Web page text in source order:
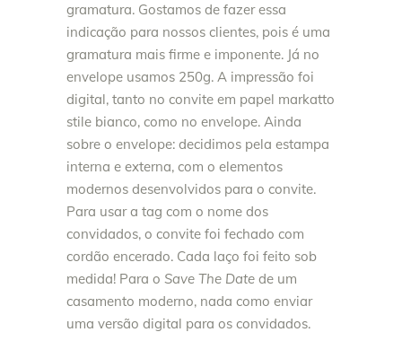
gramatura. Gostamos de fazer essa
indicação para nossos clientes, pois é uma
gramatura mais firme e imponente. Já no
envelope usamos 250g. A impressão foi
digital, tanto no convite em papel markatto
stile bianco, como no envelope. Ainda
sobre o envelope: decidimos pela estampa
interna e externa, com o elementos
modernos desenvolvidos para o convite.
Para usar a tag com o nome dos
convidados, o convite foi fechado com
cordão encerado. Cada laço foi feito sob
medida! Para o Save The Date de um
casamento moderno, nada como enviar
uma versão digital para os convidados.